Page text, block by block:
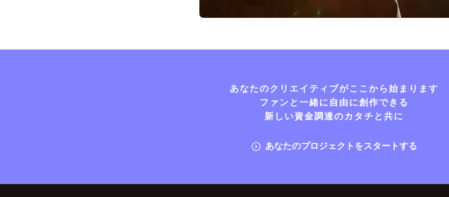
あなたのクリエイティブがここから始まります
ファンと一緒に自由に創作できる
新しい資金調達のカタチと共に
あなたのプロジェクトをスタートする